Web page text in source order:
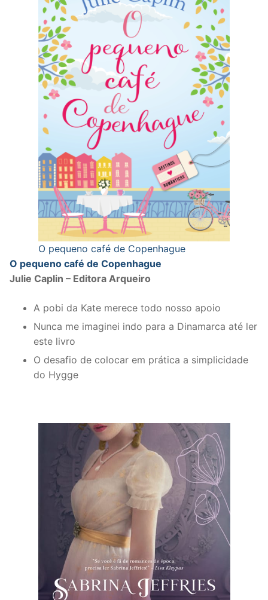
O pequeno café de Copenhague
O pequeno café de Copenhague
Julie Caplin – Editora Arqueiro
A pobi da Kate merece todo nosso apoio
Nunca me imaginei indo para a Dinamarca até ler
este livro
O desafio de colocar em prática a simplicidade
do Hygge